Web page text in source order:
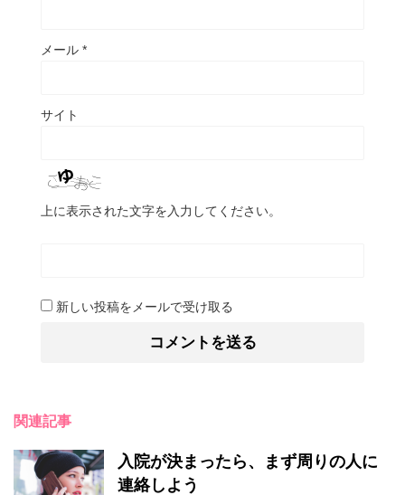
メール *
サイト
上に表示された文字を入力してください。
新しい投稿をメールで受け取る
関連記事
入院が決まったら、まず周りの人に
連絡しよう